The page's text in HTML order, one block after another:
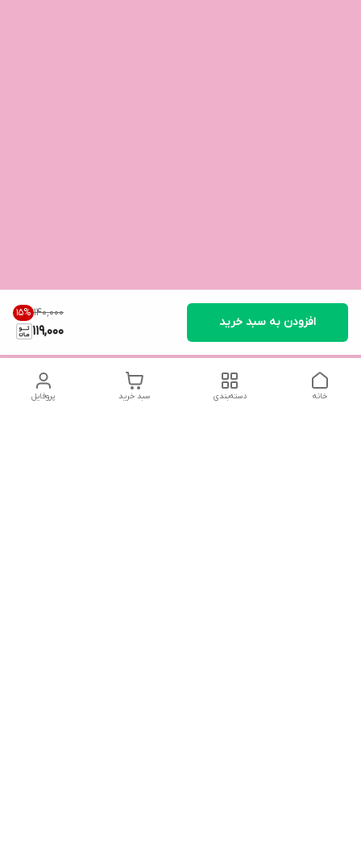
۱۴۰٬۰۰۰ 15%
119,000
افزودن به سبد خرید
پروفایل سبد خرید دسته‌بندی خانه